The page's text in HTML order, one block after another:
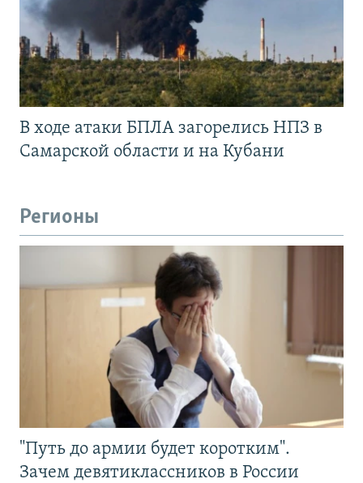
В ходе атаки БПЛА загорелись НПЗ в
Самарской области и на Кубани
Регионы
"Путь до армии будет коротким".
Зачем девятиклассников в России